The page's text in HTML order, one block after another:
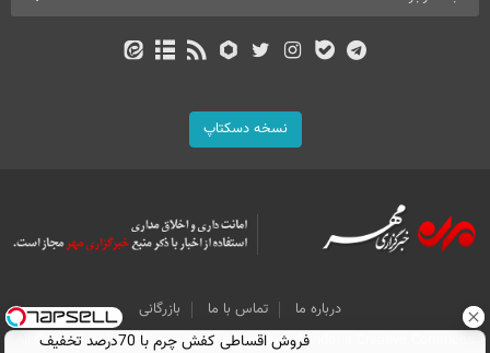
نسخه دسکتاپ
درباره ما تماس با ما
بازرگانی
All Content by Mehr News Agency is licensed under a Creative Commons
فروش اقساطی کفش چرم با 70درصد تخفیف